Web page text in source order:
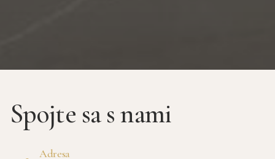
Spojte sa s nami
Adresa